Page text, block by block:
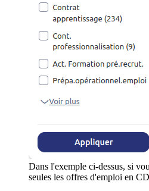
Dans l'exemple ci-dessus, si
seules les offres d'emploi en